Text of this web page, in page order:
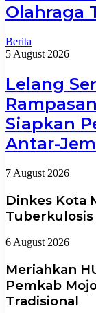
Olahraga
Berita
5 August 2026
Lelang
Siapkan
Antar-
7 August 2026
Dinkes Kota
Tuberkulosis
6 August 2026
Meriahkan
Pemkab
Tradisional